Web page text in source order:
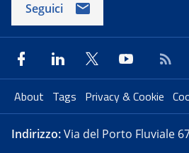
Seguici
About Tags Privacy & Cookie
Indirizzo:Via del Porto Fluviale